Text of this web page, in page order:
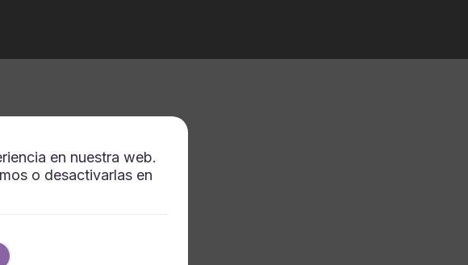
en nuestra web.
o desactivarlas en